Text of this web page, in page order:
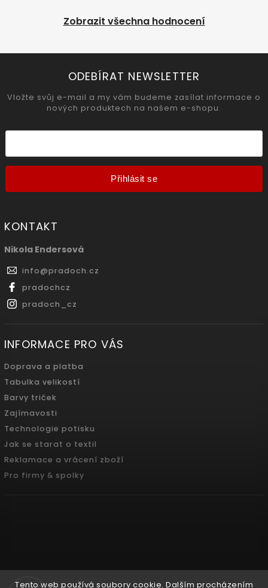
Tento web používá soubory cookie. Dalším procházením
Zobrazit všechna hodnocení
ODEBÍRAT NEWSLETTER
Vložte svůj e-mail a my vám budeme zasílat informace o
nových produktech na našem e-shopu.
Přihlásit se
KONTAKT
Nikola Endersová
info@pradoch.cz
pradochcz
pradoch_cz
INFORMACE PRO VÁS
Doprava a platba
Tabulka velikostí
Barvy triček
Zajímavosti
Technologie potisku
Jak se starat o textil
Reklamace a vrácení zboží
Pro firmy & spolky